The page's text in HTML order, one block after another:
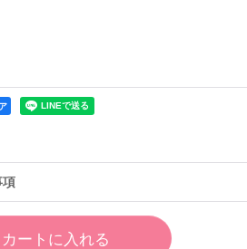
項
カートに入れる